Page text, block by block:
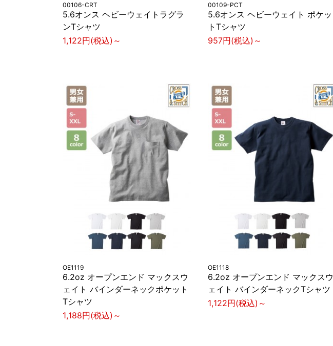
00106-CRT
5.6オンス ヘビーウェイトラグラ
ンTシャツ
1,122円(税込)～
00109-PCT
5.6オンス ヘビーウェイト ポケッ
トTシャツ
957円(税込)～
OE1119
6.2oz オープンエンド マックスウ
ェイト バインダーネックポケット
Tシャツ
1,188円(税込)～
OE1118
6.2oz オープンエンド マックスウ
ェイト バインダーネックTシャツ
1,122円(税込)～